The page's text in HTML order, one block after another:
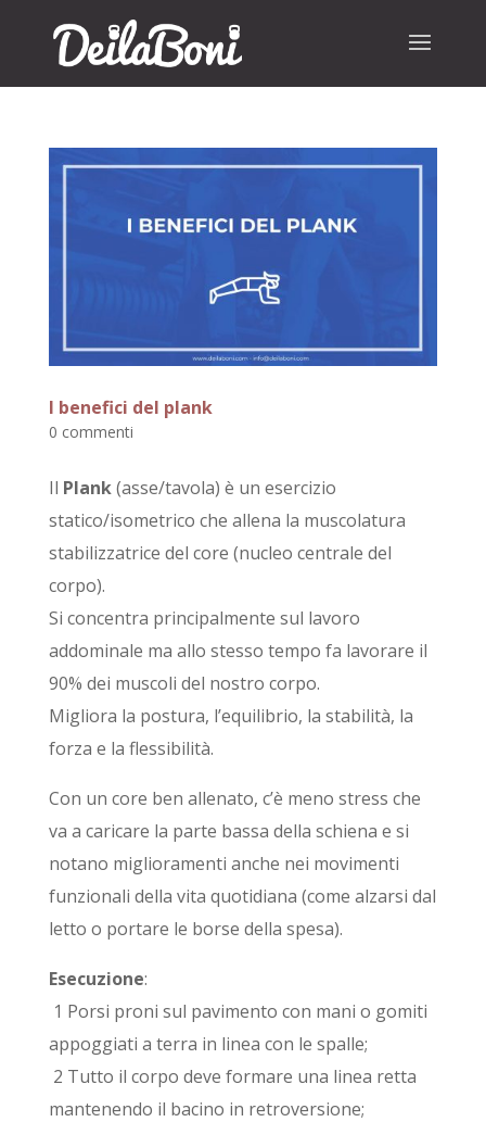
I benefici del plank
0 commenti
Il Plank(asse/tavola) è un esercizio
statico/isometrico che allena la muscolatura
stabilizzatrice del core (nucleo centrale del
corpo).
Si concentra principalmente sul lavoro
addominale ma allo stesso tempo fa lavorare il
90% dei muscoli del nostro corpo.
Migliora la postura, l’equilibrio, la stabilità, la
forza e la flessibilità.
Con un core ben allenato, c’è meno stress che
va a caricare la parte bassa della schiena e si
notano miglioramenti anche nei movimenti
funzionali della vita quotidiana (come alzarsi dal
letto o portare le borse della spesa).
Esecuzione:
1 Porsi proni sul pavimento con mani o gomiti
appoggiati a terra in linea con le spalle;
2 Tutto il corpo deve formare una linea retta
mantenendo il bacino in retroversione;